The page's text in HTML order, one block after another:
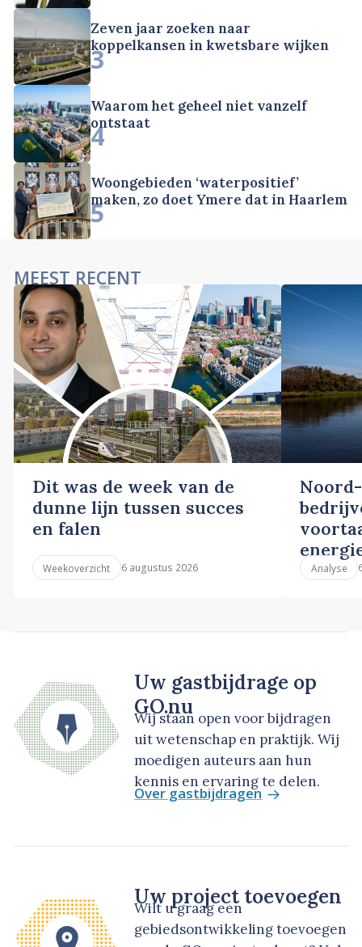
Zeven jaar zoeken naar
koppelkansen in kwetsbare wijken
3
Waarom het geheel niet vanzelf
ontstaat
4
Woongebieden ‘waterpositief’
maken, zo doet Ymere dat in Haarlem
5
MEEST RECENT
Dit was de week van de
dunne lijn tussen succes
en falen
Weekoverzicht 6 augustus 2026 Analyse
Uw gastbijdrage op
GO.nu
Wij staan open voor bijdragen
uit wetenschap en praktijk. Wij
moedigen auteurs aan hun
kennis en ervaring te delen.
Over gastbijdragen
Uw project toevoegen
Wilt u graag een
gebiedsontwikkeling toevoegen